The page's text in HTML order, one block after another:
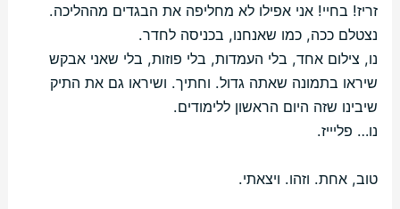
זריז! בחיי! אני אפילו לא מחליפה את הבגדים מההליכה.
נצטלם ככה, כמו שאנחנו, בכניסה לחדר.
נו, צילום אחד, בלי העמדות, בלי פוזות, בלי שאני אבקש
שיראו בתמונה שאתה גדול. וחתיך. ושיראו גם את התיק
שיבינו שזה היום הראשון ללימודים.
נו… פליייז.
טוב, אחת. וזהו. ויצאתי.